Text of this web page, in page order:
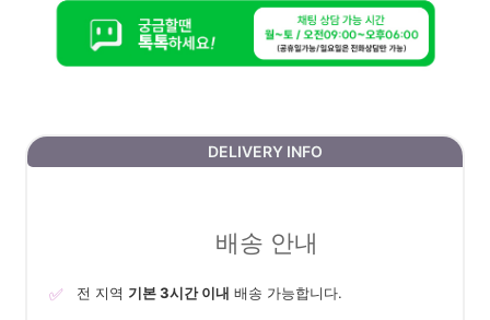
DELIVERY INFO
배송 안내
✅ 전 지역 기본 3시간 이내 배송 가능합니다.